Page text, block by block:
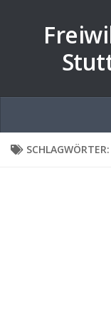
SCHLAGWÖRTER: